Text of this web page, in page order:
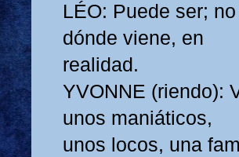
LÉO: Puede ser;
dónde viene, en
realidad.
YVONNE (riendo):
unos maniáticos,
unos locos, una